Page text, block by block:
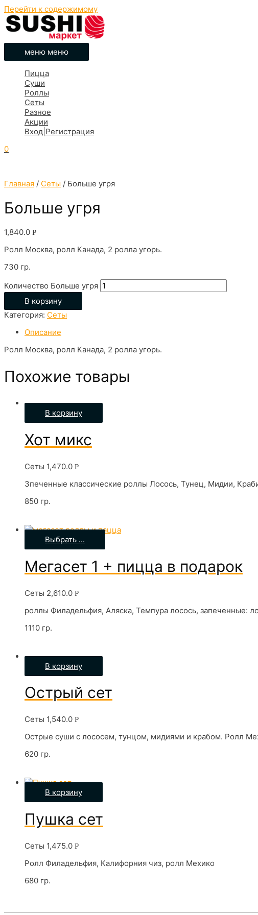
Перейти к содержимому
меню меню
Пицца
Суши
Роллы
Сеты
Разное
Акции
Вход|Регистрация
0
Главная / Сеты / Больше угря
Больше угря
1,840.0 Р
Ролл Москва, ролл Канада, 2 ролла угорь.
730 гр.
Количество Больше угря
В корзину
Категория: Сеты
Описание
Ролл Москва, ролл Канада, 2 ролла угорь.
Похожие товары
В корзину
Хот микс
Сеты 1,470.0 Р
Зпеченные классические роллы Лосось, Тунец, Мидии,
850 гр.
Выбрать ...
Мегасет 1 + пицца в подарок
Сеты 2,610.0 Р
роллы Филадельфия, Аляска, Темпура лосось, запеченные:
1110 гр.
В корзину
Острый сет
Сеты 1,540.0 Р
Острые суши с лососем, тунцом, мидиями и крабом. Ролл
620 гр.
В корзину
Пушка сет
Сеты 1,475.0 Р
Ролл Филадельфия, Калифорния чиз, ролл Мехико
680 гр.